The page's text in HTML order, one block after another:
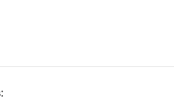
: